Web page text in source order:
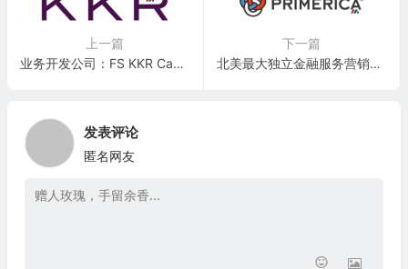
上一篇
业务开发公司：FS KKR Capital Corp.(FSK)
下一篇
北美最大独立金融服务营销组织：泛美公司Primerica, Inc.(PRI)
发表评论
匿名网友